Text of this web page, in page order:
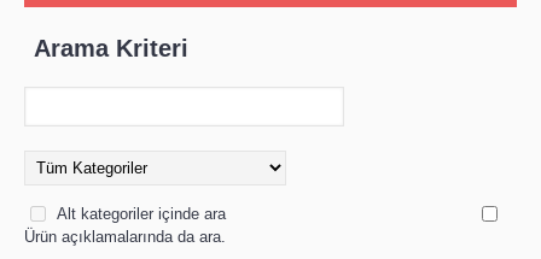
Arama Kriteri
Alt kategoriler içinde ara
Ürün açıklamalarında da ara.